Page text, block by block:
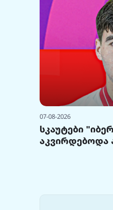
07-08-2026
სკაუტები
აკვირდებოდა